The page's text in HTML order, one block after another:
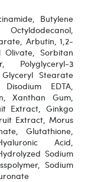
Butylene
Arbutin, 1,2-
Olivate, Sorbitan
Polyglyceryl-3
Stearate
EDTA,
Xanthan Gum,
Extract, Ginkgo
Extract, Morus
Glutathione,
Acid,
Sodium
Sodium